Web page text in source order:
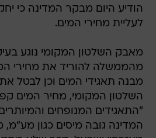
הודיע היום מבקר המדינה כי
לעליית מחירי המים.
מאבק השלטון המקומי נוגע
מהממשלה להוריד את מחירי
מבנה תאגידי המים וכן לבטל
השלטון המקומי, מחיר המים
"התאגידים המנופחים
המדינה גובה מיסים כגון